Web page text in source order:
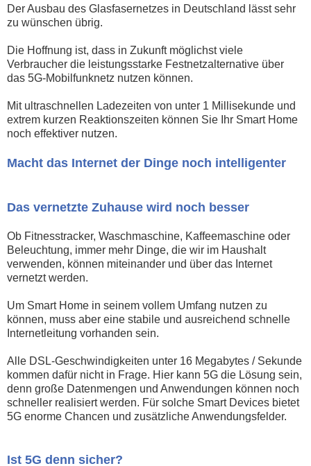
Der Ausbau des Glasfasernetzes in Deutschland lässt sehr
zu wünschen übrig.
Die Hoffnung ist, dass in Zukunft möglichst viele
Verbraucher die leistungsstarke Festnetzalternative über
das 5G-Mobilfunknetz nutzen können.
Mit ultraschnellen Ladezeiten von unter 1 Millisekunde und
extrem kurzen Reaktionszeiten können Sie Ihr Smart Home
noch effektiver nutzen.
Macht das Internet der Dinge noch intelligenter
Das vernetzte Zuhause wird noch besser
Ob Fitnesstracker, Waschmaschine, Kaffeemaschine oder
Beleuchtung, immer mehr Dinge, die wir im Haushalt
verwenden, können miteinander und über das Internet
vernetzt werden.
Um Smart Home in seinem vollem Umfang nutzen zu
können, muss aber eine stabile und ausreichend schnelle
Internetleitung vorhanden sein.
Alle DSL-Geschwindigkeiten unter 16 Megabytes / Sekunde
kommen dafür nicht in Frage. Hier kann 5G die Lösung sein,
denn große Datenmengen und Anwendungen können noch
schneller realisiert werden. Für solche Smart Devices bietet
5G enorme Chancen und zusätzliche Anwendungsfelder.
Ist 5G denn sicher?